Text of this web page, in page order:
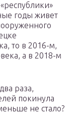
годы живет
то в 2016-м,
а в 2018-м
раза,
покинула
не стало?